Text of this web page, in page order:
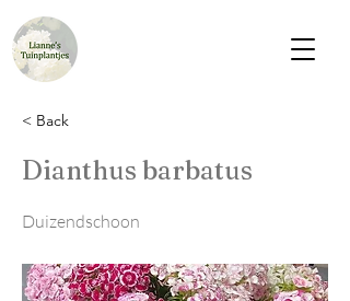
< Back
Dianthus barbatus
Duizendschoon